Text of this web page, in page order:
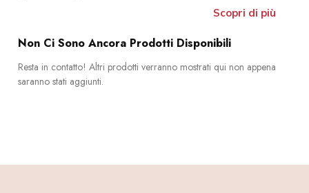
Scopri di più
Non Ci Sono Ancora Prodotti Disponibili
Resta in contatto! Altri prodotti verranno mostrati qui non appena
saranno stati aggiunti.